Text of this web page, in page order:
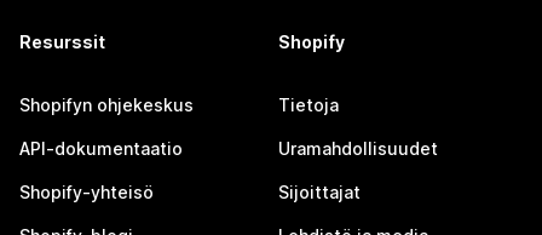
Resurssit
Shopifyn ohjekeskus
API-dokumentaatio
Shopify-yhteisö
Shopify
Tietoja
Uramahdollisuudet
Sijoittajat